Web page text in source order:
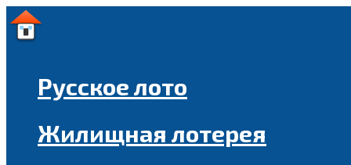
Перейти
Русское лото
Жилищная лотерея